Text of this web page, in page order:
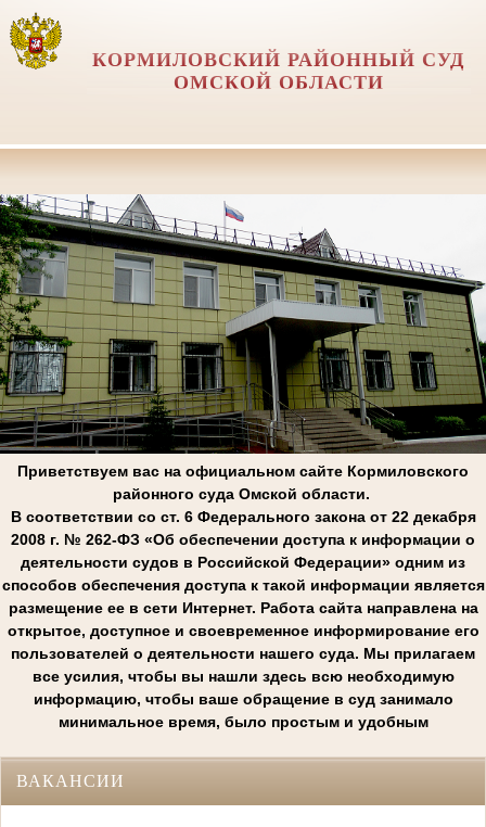
КОРМИЛОВСКИЙ РАЙОННЫЙ СУД
ОМСКОЙ ОБЛАСТИ
Приветствуем вас на официальном сайте Кормиловского
районного суда Омской области.
В соответствии со ст. 6 Федерального закона от 22 декабря
2008 г. № 262-ФЗ «Об обеспечении доступа к информации о
деятельности судов в Российской Федерации» одним из
способов обеспечения доступа к такой информации является
размещение ее в сети Интернет. Работа сайта направлена на
открытое, доступное и своевременное информирование его
пользователей о деятельности нашего суда. Мы прилагаем
все усилия, чтобы вы нашли здесь всю необходимую
информацию, чтобы ваше обращение в суд занимало
минимальное время, было простым и удобным
ВАКАНСИИ